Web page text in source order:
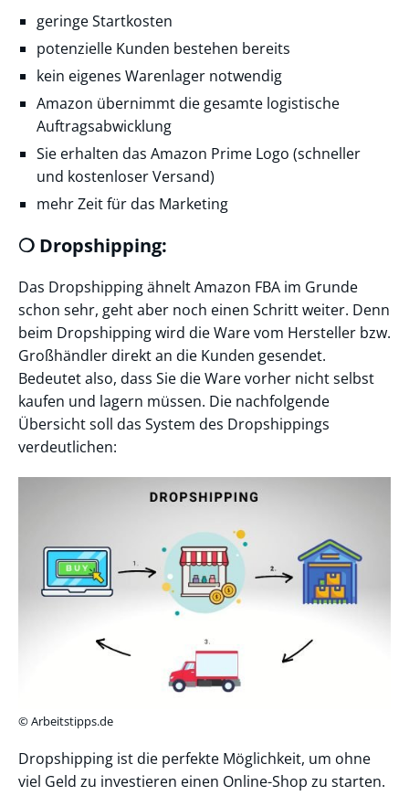
geringe Startkosten
potenzielle Kunden bestehen bereits
kein eigenes Warenlager notwendig
Amazon übernimmt die gesamte logistische
Auftragsabwicklung
Sie erhalten das Amazon Prime Logo (schneller
und kostenloser Versand)
mehr Zeit für das Marketing
❍ Dropshipping:
Das Dropshipping ähnelt Amazon FBA im Grunde
schon sehr, geht aber noch einen Schritt weiter. Denn
beim Dropshipping wird die Ware vom Hersteller bzw.
Großhändler direkt an die Kunden gesendet.
Bedeutet also, dass Sie die Ware vorher nicht selbst
kaufen und lagern müssen. Die nachfolgende
Übersicht soll das System des Dropshippings
verdeutlichen:
© Arbeitstipps.de
Dropshipping ist die perfekte Möglichkeit, um ohne
viel Geld zu investieren einen Online-Shop zu starten.